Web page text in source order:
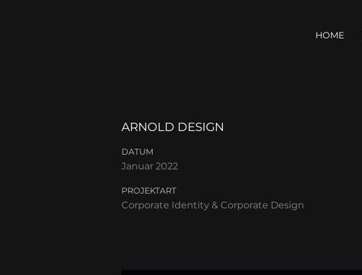
HOME
ARNOLD DESIGN
DATUM
Januar 2022
PROJEKTART
Corporate Identity & Corporate Design